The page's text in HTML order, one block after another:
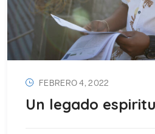
FEBRERO 4, 2022
Un legado